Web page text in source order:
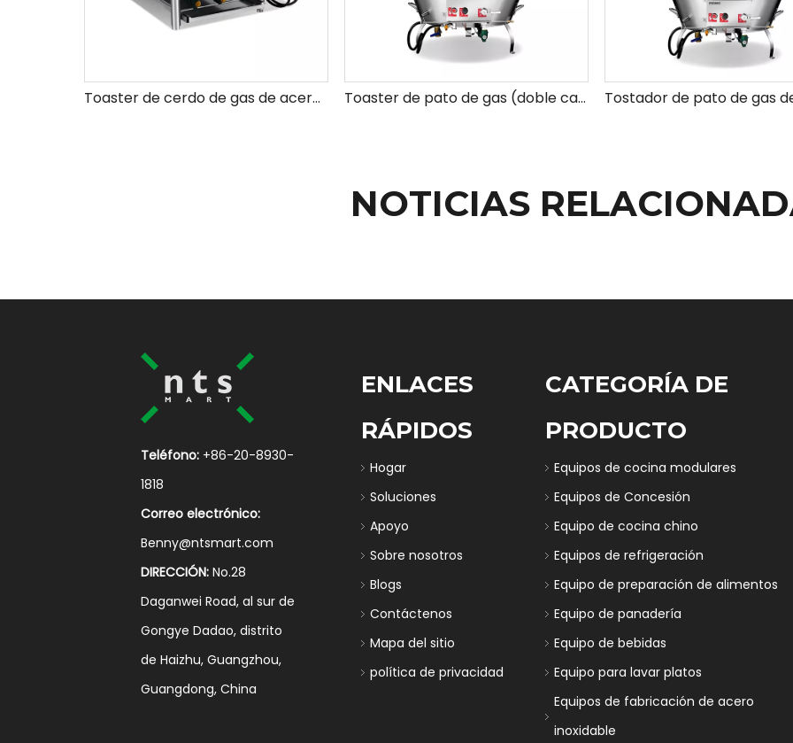
Toaster de cerdo de gas de acero inoxidable Toaster de pato de gas (doble capa)
NOTICIAS
Teléfono: +86-20-8930-
1818
Correo electrónico:
Benny@ntsmart.com
DIRECCIÓN: No.28
Daganwei Road, al sur de
Gongye Dadao, distrito
de Haizhu, Guangzhou,
Guangdong, China
ENLACES
RÁPIDOS
Hogar
Soluciones
Apoyo
Sobre nosotros
Blogs
Contáctenos
Mapa del sitio
política de privacidad
CATEGORÍA DE
PRODUCTO
Equipos de cocina modulares
Equipos de Concesión
Equipo de cocina chino
Equipos de refrigeración
Equipo de preparación de alimentos
Equipo de panadería
Equipo de bebidas
Equipo para lavar platos
Equipos de fabricación de acero
inoxidable